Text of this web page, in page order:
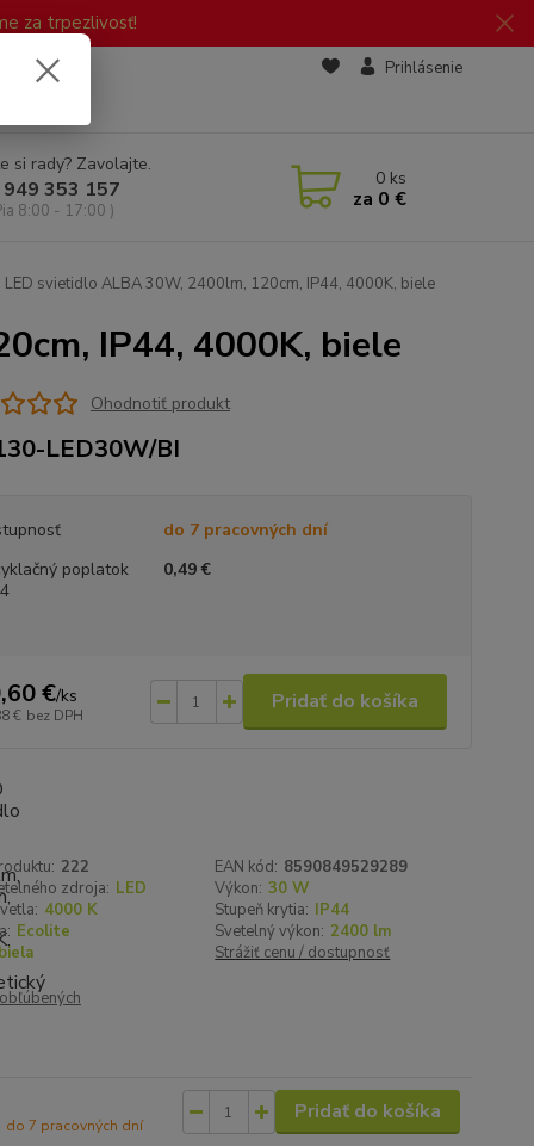
za trpezlivosť!
Prihlásenie
si rady? Zavolajte.
353 157
8:00 - 17:00 )
0 ks
za 0 €
LED svietidlo ALBA 30W, 2400lm, 120cm, IP44, 4000K, biele
IP44, 4000K, biele
Ohodnotiť produkt
LED30W/BI
do 7 pracovných dní
poplatok
0,49 €
€/ks
€ bez DPH
Pridať do košíka
222 EAN kód: 8590849529289
zdroja: LED Výkon: 30 W
4000 K Stupeň krytia: IP44
Ecolite Svetelný výkon: 2400 lm
Strážiť cenu / dostupnosť
do 7 pracovných dní
Pridať do košíka